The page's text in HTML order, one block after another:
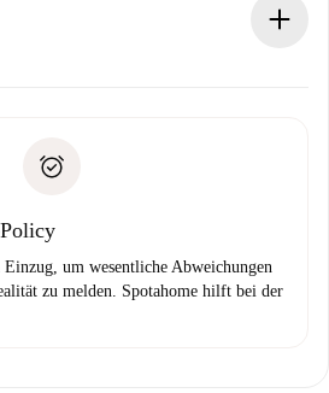
ablehnen muss, entstehen keine
Einzug, um wesentliche Abweichungen
zu melden. Spotahome hilft bei der